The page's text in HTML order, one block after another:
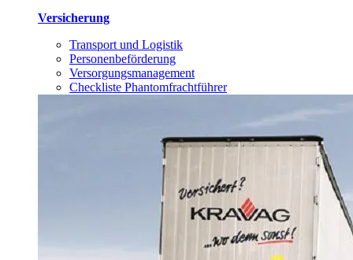
Versicherung
Transport und Logistik
Personenbeförderung
Versorgungsmanagement
Checkliste Phantomfrachtführer